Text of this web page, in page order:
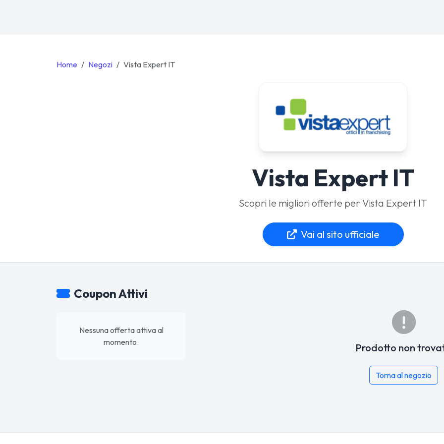
Home Negozi Vista Expert IT
Vista Expert IT
Scopri le migliori offerte per Vista Expert IT
Vai al sito ufficiale
Coupon Attivi
Nessuna offerta attiva al
momento.
Prodotto non
Torna al negozio